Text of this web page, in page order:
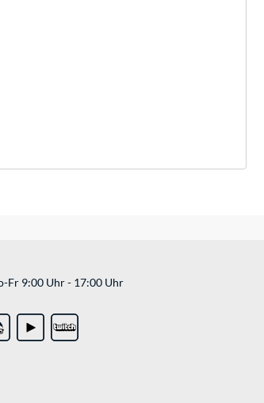
Fr 9:00 Uhr - 17:00 Uhr